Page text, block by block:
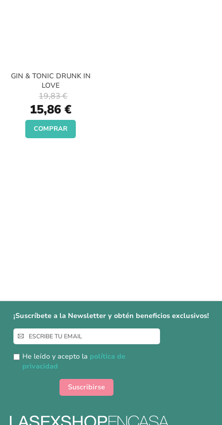
GIN & TONIC DRUNK IN
LOVE
Special
Price
15,86 €
19,83 €
COMPRAR
¡Suscríbete a la Newsletter y obtén beneficios exclusivos!
Inscríbase
a
nuestro
boletín
He leído y acepto la política de
privacidad
Suscribirse